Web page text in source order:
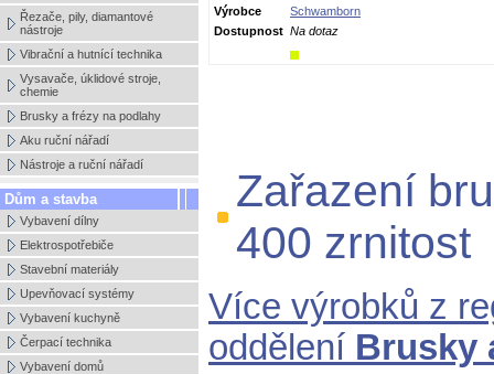
Řezače, pily, diamantové
nástroje
Vibrační a hutnící technika
Vysavače, úklidové stroje,
chemie
Brusky a frézy na podlahy
Aku ruční nářadí
Nástroje a ruční nářadí
Dům a stavba
Vybavení dílny
Elektrospotřebiče
Stavební materiály
Upevňovací systémy
Vybavení kuchyně
Čerpací technika
Vybavení domů
Výrobce
Schwamborn
Dostupnost Na dotaz
Zařazení
400 zrnitost
Více výrobků z
oddělení Brusky